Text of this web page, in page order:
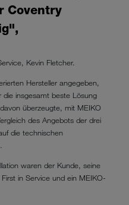
Coventry
Kevin Fletcher.
Hersteller angegeben,
insgesamt beste Lösung
überzeugte, mit MEIKO
des Angebots der drei
die technischen
waren der Kunde, seine
in Service und ein MEIKO-